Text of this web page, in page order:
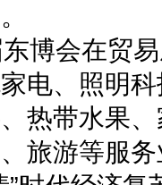
博会在贸
电、照明
热带水果
旅游等服